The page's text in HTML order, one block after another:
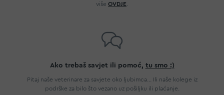
više OVDJE
Ako trebaš savjet ili pomoć, tu smo :)
Pitaj naše veterinare za savjete oko ljubimca... Ili naše kolege iz
podrške za bilo što vezano uz pošiljku ili plaćanje.